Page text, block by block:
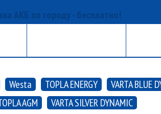
АКБ по городу - бесплатно!
Westa TOPLA ENERGY
VARTA BLUE
AGM
VARTA SILVER DYNAMIC